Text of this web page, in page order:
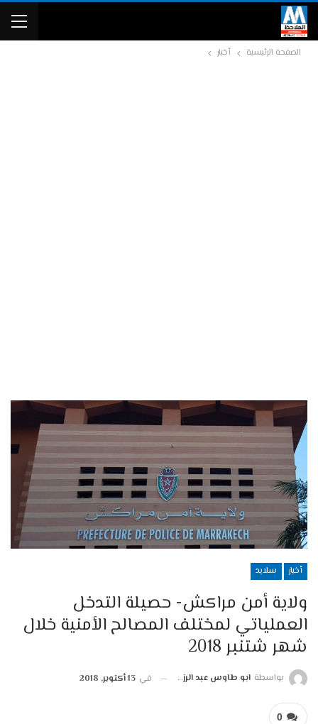
الصفحة الرئيسية أخبار
أخبار سلايد
ولاية أمن مراكش- حصيلة التدخل
العملياتي لمختلف المصالح الأمنية خلال
شهر شتنبر 2018
بواسطة ابو طاوس عبد الرزاق في 13 أكتوبر, 2018
0